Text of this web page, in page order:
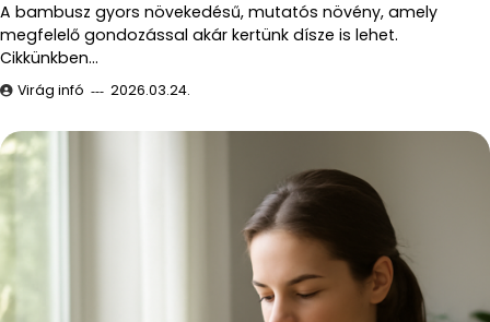
A bambusz gyors növekedésű, mutatós növény, amely
megfelelő gondozással akár kertünk dísze is lehet.
Cikkünkben…
Virág infó 2026.03.24.